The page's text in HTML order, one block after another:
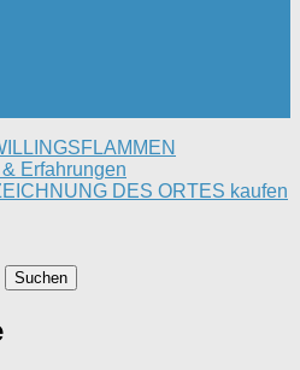
Erfahrungen
DES ORTES kaufen
Suchen